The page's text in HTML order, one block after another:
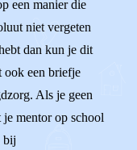
een manier die
niet vergeten
dan kun je dit
ook een briefje
Als je geen
je mentor op school
bij